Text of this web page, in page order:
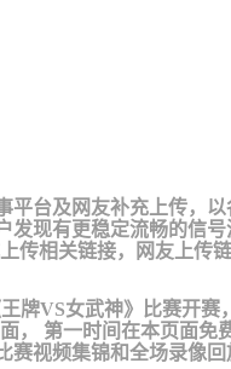
平台及网友补充上传，
发现有更稳定流畅的信
传相关链接，网友上传
牌VS女武神》比赛开
， 第一时间在本页面
视频集锦和全场录像